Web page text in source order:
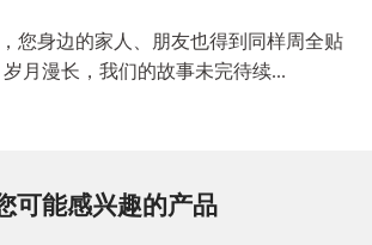
您身边的家人、朋友也得到同样周全贴
月漫长，我们的故事未完待续...
可能感兴趣的产品